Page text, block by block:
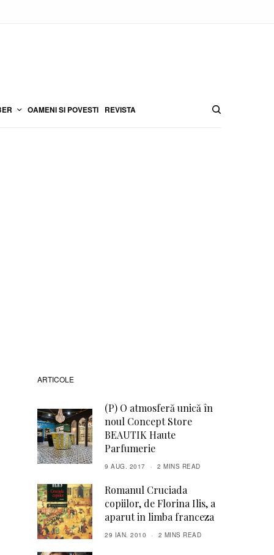
OAMENI SI POVESTI REVISTA
ARTICOLE
(P) O atmosferă unică în
noul Concept Store
BEAUTIK Haute
Parfumerie
9 AUG. 2017 2 MINS READ
Romanul Cruciada
copiilor, de Florina Ilis, a
aparut in limba franceza
29 IAN. 2010 2 MINS READ